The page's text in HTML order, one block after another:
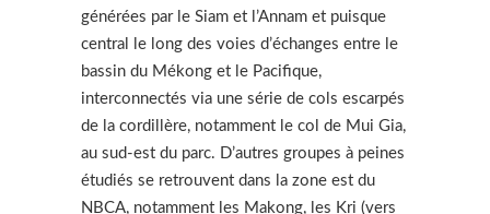
générées par le Siam et l’Annam et puisque
central le long des voies d’échanges entre le
bassin du Mékong et le Pacifique,
interconnectés via une série de cols escarpés
de la cordillère, notamment le col de Mui Gia,
au sud-est du parc. D’autres groupes à peines
étudiés se retrouvent dans la zone est du
NBCA, notamment les Makong, les Kri (vers